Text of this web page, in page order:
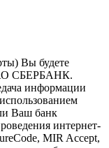
Вы будете
СБЕРБАНК.
информации
Ваш банк
интернет-
MIR Accept,